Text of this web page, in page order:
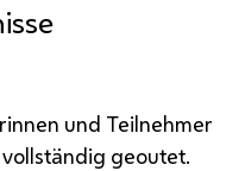
und Teilnehmer
geoutet.